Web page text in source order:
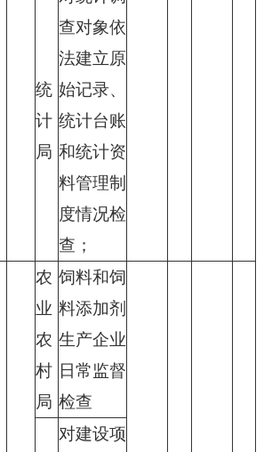
统
计
局
查对象依
法建立原
始记录、
统计台账
和统计资
料管理制
度情况检
查；
农
业
农
村
局
饲料和饲
料添加剂
生产企业
日常监督
检查
对建设项